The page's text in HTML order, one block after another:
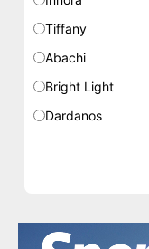
Tiffany
Abachi
Bright Light
Dardanos